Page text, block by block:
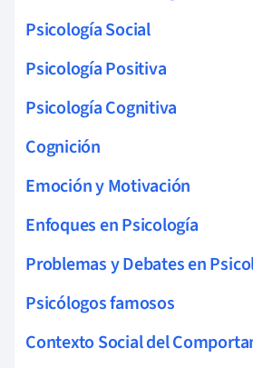
Psicología Social
Psicología Positiva
Psicología Cognitiva
Cognición
Emoción y Motivación
Enfoques en Psicología
Problemas y Debates en
Psicólogos famosos
Contexto Social del